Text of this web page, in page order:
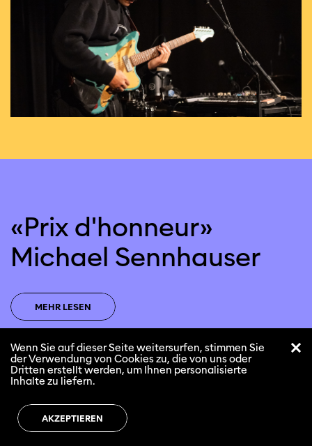
«Prix d'honneur»
Michael Sennhauser
MEHR LESEN
Wenn Sie auf dieser Seite weitersurfen, stimmen Sie
der Verwendung von Cookies zu, die von uns oder
Dritten erstellt werden, um Ihnen personalisierte
Inhalte zu liefern.
AKZEPTIEREN